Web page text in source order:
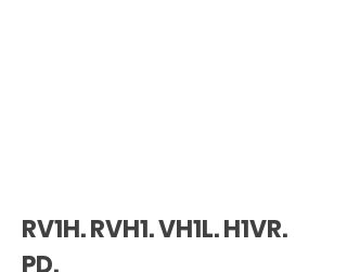
RV1H. RVH1. VH1L. H1VR.
PD.